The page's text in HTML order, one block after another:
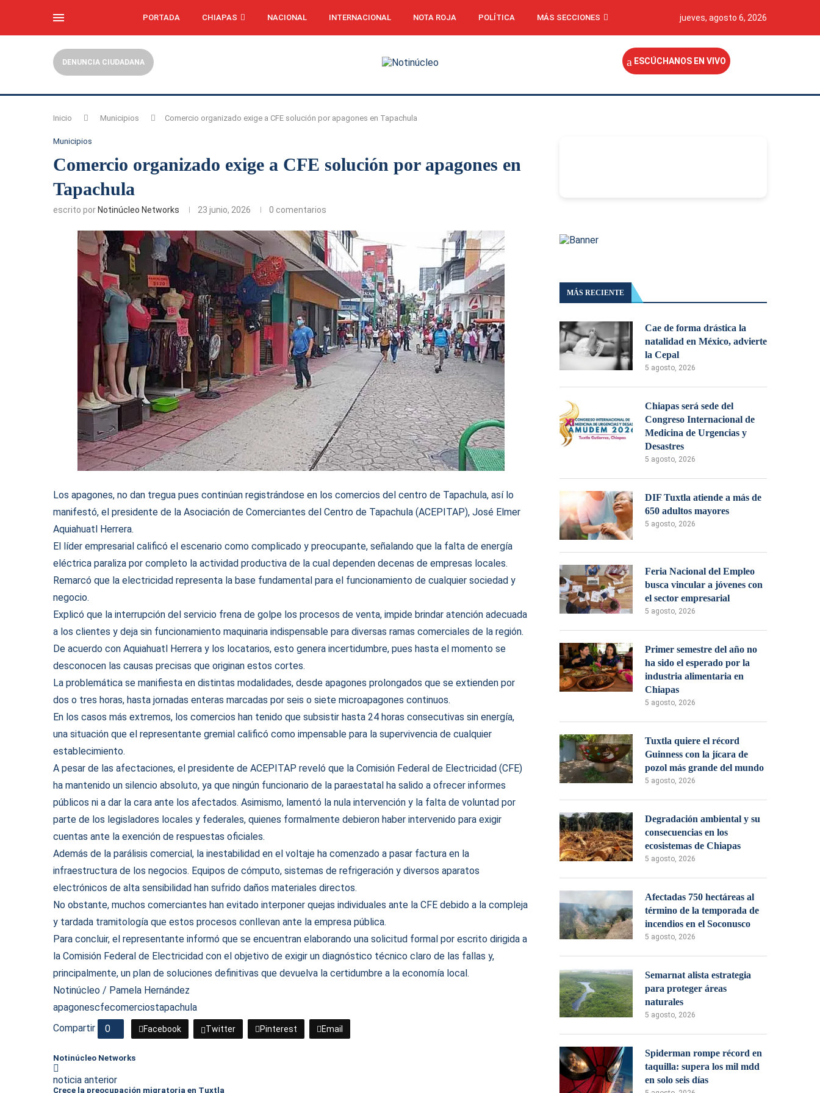
PORTADA CHIAPAS NACIONAL INTERNACIONAL NOTA ROJA POLÍTICA MÁS SECCIONES jueves, agosto 6, 2026
DENUNCIA CIUDADANA ESCÚCHANOS EN VIVO
Inicio Municipios Comercio organizado exige a CFE solución por apagones en Tapachula
Municipios
Comercio organizado exige a CFE solución por apagones en
Tapachula
escrito por Notinúcleo Networks 23 junio, 2026 0 comentarios
Los apagones, no dan tregua pues continúan registrándose en los comercios del centro de Tapachula, así lo
manifestó, el presidente de la Asociación de Comerciantes del Centro de Tapachula (ACEPITAP), José Elmer
Aquiahuatl Herrera.
El líder empresarial calificó el escenario como complicado y preocupante, señalando que la falta de energía
eléctrica paraliza por completo la actividad productiva de la cual dependen decenas de empresas locales.
Remarcó que la electricidad representa la base fundamental para el funcionamiento de cualquier sociedad y
negocio.
Explicó que la interrupción del servicio frena de golpe los procesos de venta, impide brindar atención adecuada
a los clientes y deja sin funcionamiento maquinaria indispensable para diversas ramas comerciales de la región.
De acuerdo con Aquiahuatl Herrera y los locatarios, esto genera incertidumbre, pues hasta el momento se
desconocen las causas precisas que originan estos cortes.
La problemática se manifiesta en distintas modalidades, desde apagones prolongados que se extienden por
dos o tres horas, hasta jornadas enteras marcadas por seis o siete microapagones continuos.
En los casos más extremos, los comercios han tenido que subsistir hasta 24 horas consecutivas sin energía,
una situación que el representante gremial calificó como impensable para la supervivencia de cualquier
establecimiento.
A pesar de las afectaciones, el presidente de ACEPITAP reveló que la Comisión Federal de Electricidad (CFE)
ha mantenido un silencio absoluto, ya que ningún funcionario de la paraestatal ha salido a ofrecer informes
públicos ni a dar la cara ante los afectados. Asimismo, lamentó la nula intervención y la falta de voluntad por
parte de los legisladores locales y federales, quienes formalmente debieron haber intervenido para exigir
cuentas ante la exención de respuestas oficiales.
Además de la parálisis comercial, la inestabilidad en el voltaje ha comenzado a pasar factura en la
infraestructura de los negocios. Equipos de cómputo, sistemas de refrigeración y diversos aparatos
electrónicos de alta sensibilidad han sufrido daños materiales directos.
No obstante, muchos comerciantes han evitado interponer quejas individuales ante la CFE debido a la compleja
y tardada tramitología que estos procesos conllevan ante la empresa pública.
Para concluir, el representante informó que se encuentran elaborando una solicitud formal por escrito dirigida a
la Comisión Federal de Electricidad con el objetivo de exigir un diagnóstico técnico claro de las fallas y,
principalmente, un plan de soluciones definitivas que devuelva la certidumbre a la economía local.
Notinúcleo / Pamela Hernández
apagonescfecomerciostapachula
Compartir
0 Facebook Twitter Pinterest Email
Notinúcleo Networks
noticia anterior
Crece la preocupación migratoria en Tuxtla
MÁS RECIENTE
Cae de forma drástica la
natalidad en México, advierte
la Cepal
5 agosto, 2026
Chiapas será sede del
Congreso Internacional de
Medicina de Urgencias y
Desastres
5 agosto, 2026
DIF Tuxtla atiende a más de
650 adultos mayores
5 agosto, 2026
Feria Nacional del Empleo
busca vincular a jóvenes con
el sector empresarial
5 agosto, 2026
Primer semestre del año no
ha sido el esperado por la
industria alimentaria en
Chiapas
5 agosto, 2026
Tuxtla quiere el récord
Guinness con la jícara de
pozol más grande del mundo
5 agosto, 2026
Degradación ambiental y su
consecuencias en los
ecosistemas de Chiapas
5 agosto, 2026
Afectadas 750 hectáreas al
término de la temporada de
incendios en el Soconusco
5 agosto, 2026
Semarnat alista estrategia
para proteger áreas
naturales
5 agosto, 2026
Spiderman rompe récord en
taquilla: supera los mil mdd
en solo seis días